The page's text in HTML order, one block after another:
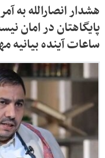
هشدار انصارالله به
پایگاهتان در امان
ساعات آینده بیانیه